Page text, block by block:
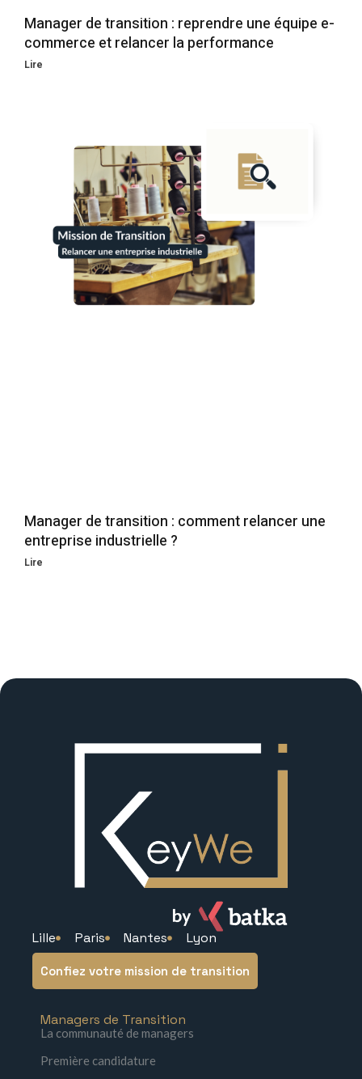
Manager de transition : reprendre une équipe e-
commerce et relancer la performance
Lire
Manager de transition : comment relancer une
entreprise industrielle ?
Lire
Lille Paris Nantes Lyon
Confiez votre mission de transition
Managers de Transition
La communauté de managers
Première candidature